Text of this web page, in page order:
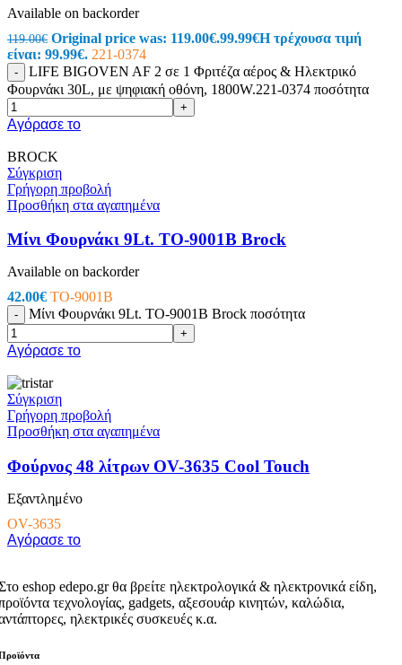
Available on backorder
119.00€ Original price was: 119.00€.99.99€Η τρέχουσα τιμή
είναι: 99.99€. 221-0374
-
LIFE BIGOVEN AF 2 σε 1 Φριτέζα αέρος & Ηλεκτρικό
Φουρνάκι 30L, με ψηφιακή οθόνη, 1800W.221-0374 ποσότητα
+
Αγόρασε το
BROCK
Σύγκριση
Γρήγορη προβολή
Προσθήκη στα αγαπημένα
Μίνι Φουρνάκι 9Lt. TO-9001B Brock
Available on backorder
42.00€ TO-9001B
- Μίνι Φουρνάκι 9Lt. TO-9001B Brock ποσότητα
+
Αγόρασε το
Σύγκριση
Γρήγορη προβολή
Προσθήκη στα αγαπημένα
Φούρνος 48 λίτρων OV-3635 Cool Touch
Εξαντλημένο
OV-3635
Αγόρασε το
eshop edepo.gr θα βρείτε ηλεκτρολογικά & ηλεκτρονικά είδη,
τεχνολογίας, gadgets, αξεσουάρ κινητών, καλώδια,
ηλεκτρικές συσκευές κ.α.